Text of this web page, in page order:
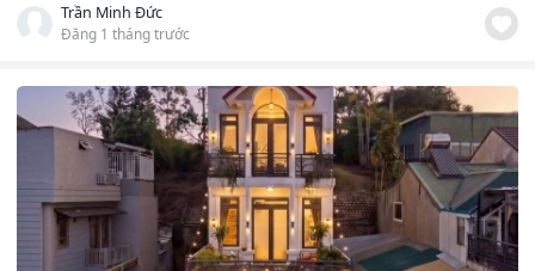
Trần Minh Đức
Đăng 1 tháng trước